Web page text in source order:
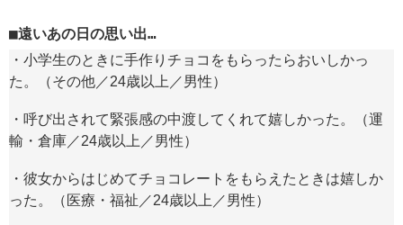
遠いあの日の思い出…
・小学生のときに手作りチョコをもらったらおいしかっ
た。（その他／24歳以上／男性）
・呼び出されて緊張感の中渡してくれて嬉しかった。（運
輸・倉庫／24歳以上／男性）
・彼女からはじめてチョコレートをもらえたときは嬉しか
った。（医療・福祉／24歳以上／男性）